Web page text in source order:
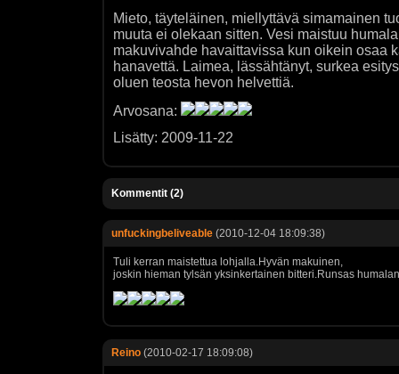
Mieto, täyteläinen, miellyttävä simamainen
muuta ei olekaan sitten. Vesi maistuu
makuvivahde havaittavissa kun oikein osaa
hanavettä. Laimea, lässähtänyt, surkea
oluen teosta hevon helvettiä.
Arvosana:
Lisätty: 2009-11-22
Kommentit (2)
unfuckingbeliveable (2010-12-04 18:09:38)
Tuli kerran maistettua lohjalla.Hyvän makuinen,
joskin hieman tylsän yksinkertainen bitteri.Runsas
Reino (2010-02-17 18:09:08)